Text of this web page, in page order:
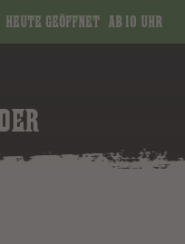
Heute geöffnet ab 10 Uhr